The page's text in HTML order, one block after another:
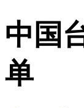
中国
单